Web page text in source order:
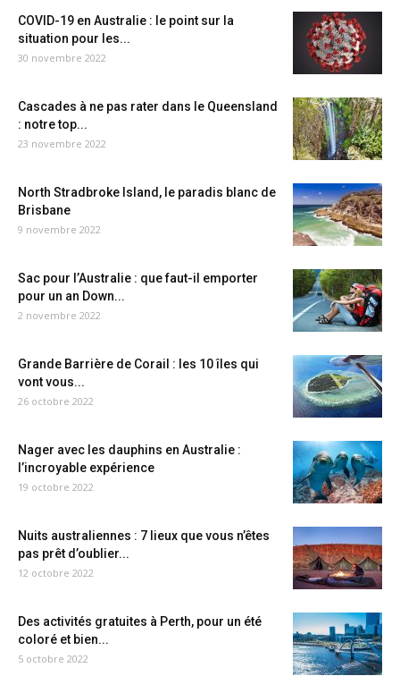
COVID-19 en Australie : le point sur la
situation pour les...
30 novembre 2022
Cascades à ne pas rater dans le Queensland
: notre top...
23 novembre 2022
North Stradbroke Island, le paradis blanc de
Brisbane
9 novembre 2022
Sac pour l’Australie : que faut-il emporter
pour un an Down...
2 novembre 2022
Grande Barrière de Corail : les 10 îles qui
vont vous...
26 octobre 2022
Nager avec les dauphins en Australie :
l’incroyable expérience
19 octobre 2022
Nuits australiennes : 7 lieux que vous n’êtes
pas prêt d’oublier...
12 octobre 2022
Des activités gratuites à Perth, pour un été
coloré et bien...
5 octobre 2022